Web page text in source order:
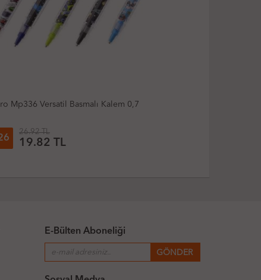
Faber-Castell Econ Versatil Basmalı Kalem 0,7Mm
% 26
E-Bülten Aboneliği